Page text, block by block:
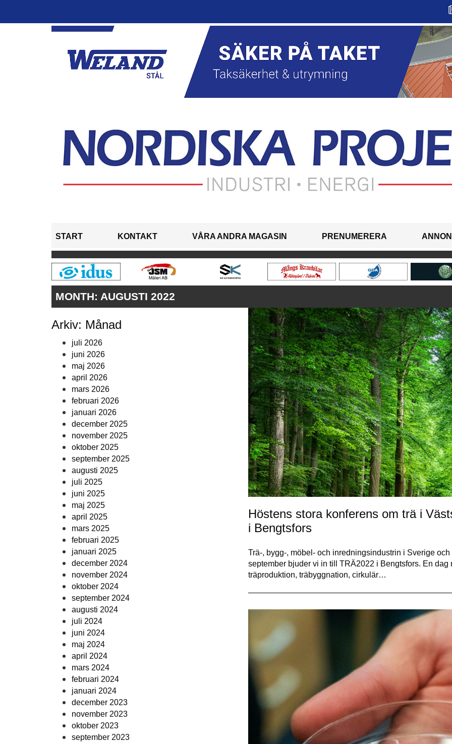
START KONTAKT VÅRA ANDRA MAGASIN PRENUMERERA
MONTH: AUGUSTI 2022
Arkiv: Månad
juli 2026
juni 2026
maj 2026
april 2026
mars 2026
februari 2026
januari 2026
december 2025
november 2025
oktober 2025
september 2025
augusti 2025
juli 2025
juni 2025
maj 2025
april 2025
mars 2025
februari 2025
januari 2025
december 2024
november 2024
oktober 2024
september 2024
augusti 2024
juli 2024
juni 2024
maj 2024
april 2024
mars 2024
februari 2024
januari 2024
december 2023
november 2023
oktober 2023
september 2023
Höstens stora konferens om trä i
i Bengtsfors
Trä-, bygg-, möbel- och inredningsindustrin i Sverige
september bjuder vi in till TRÄ2022 i Bengtsfors. En
träproduktion, träbyggnation, cirkulär…